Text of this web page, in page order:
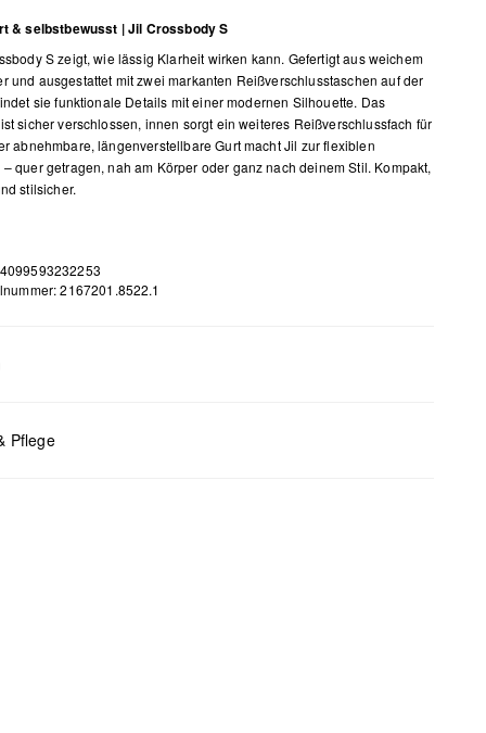
& selbstbewusst | Jil Crossbody S
S zeigt, wie lässig Klarheit wirken kann. Gefertigt aus weichem
und ausgestattet mit zwei markanten Reißverschlusstaschen auf der
sie funktionale Details mit einer modernen Silhouette. Das
sicher verschlossen, innen sorgt ein weiteres Reißverschlussfach für
abnehmbare, längenverstellbare Gurt macht Jil zur flexiblen
quer getragen, nah am Körper oder ganz nach deinem Stil. Kompakt,
stilsicher.
2167201.8522.1
Pflege